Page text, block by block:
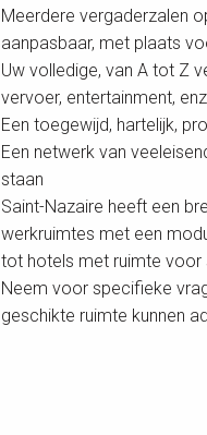
Meerdere vergaderzalen
aanpasbaar, met plaats
Uw volledige, van A tot Z
vervoer, entertainment,
Een toegewijd, hartelijk,
Een netwerk van
staan
Saint-Nazaire heeft een
werkruimtes met een
tot hotels met ruimte voor
Neem voor specifieke
geschikte ruimte kunnen